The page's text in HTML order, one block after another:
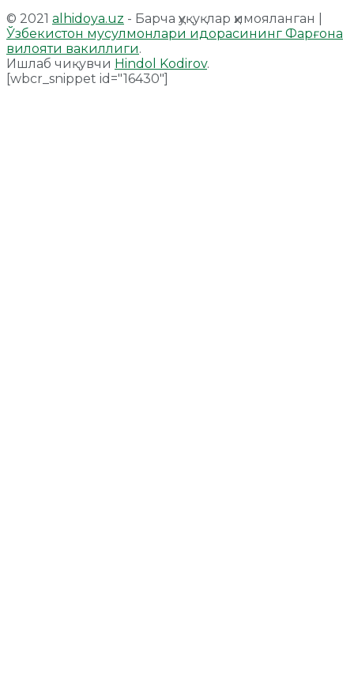
© 2021 alhidoya.uz - Барча ҳуқуқлар ҳимояланган |
Ўзбекистон мусулмонлари идорасининг Фарғона
вилояти вакиллиги.
Ишлаб чиқувчи Hindol Kodirov.
[wbcr_snippet id="16430"]